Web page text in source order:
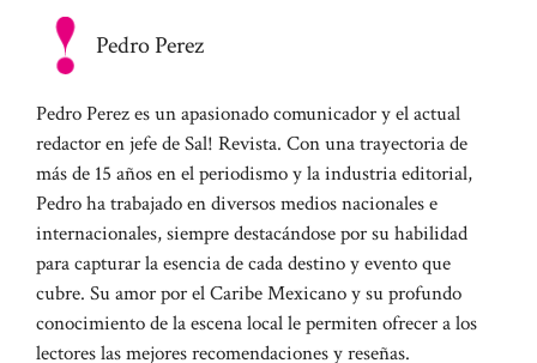
Pedro Perez
Pedro Perez es un apasionado comunicador y el actual
redactor en jefe de Sal! Revista. Con una trayectoria de
más de 15 años en el periodismo y la industria editorial,
Pedro ha trabajado en diversos medios nacionales e
internacionales, siempre destacándose por su habilidad
para capturar la esencia de cada destino y evento que
cubre. Su amor por el Caribe Mexicano y su profundo
conocimiento de la escena local le permiten ofrecer a los
lectores las mejores recomendaciones y reseñas.